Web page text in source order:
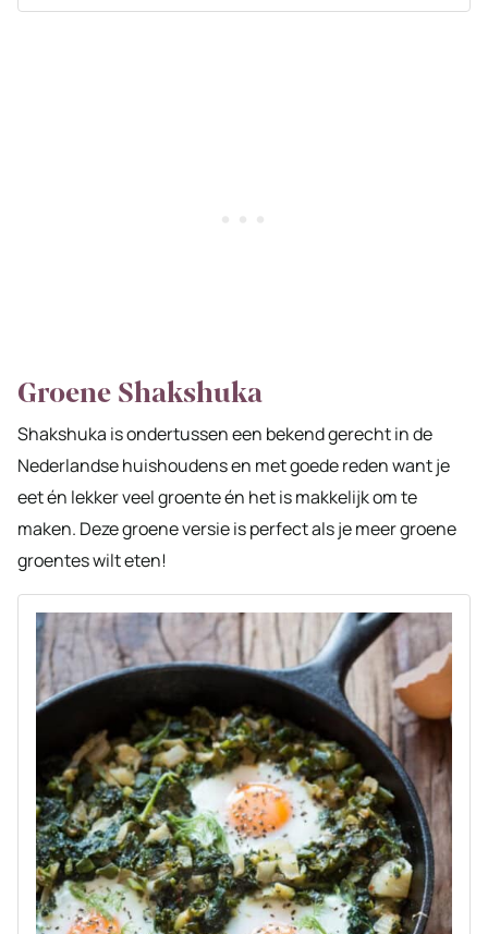
Groene Shakshuka
Shakshuka is ondertussen een bekend gerecht in de
Nederlandse huishoudens en met goede reden want je
eet én lekker veel groente én het is makkelijk om te
maken. Deze groene versie is perfect als je meer groene
groentes wilt eten!